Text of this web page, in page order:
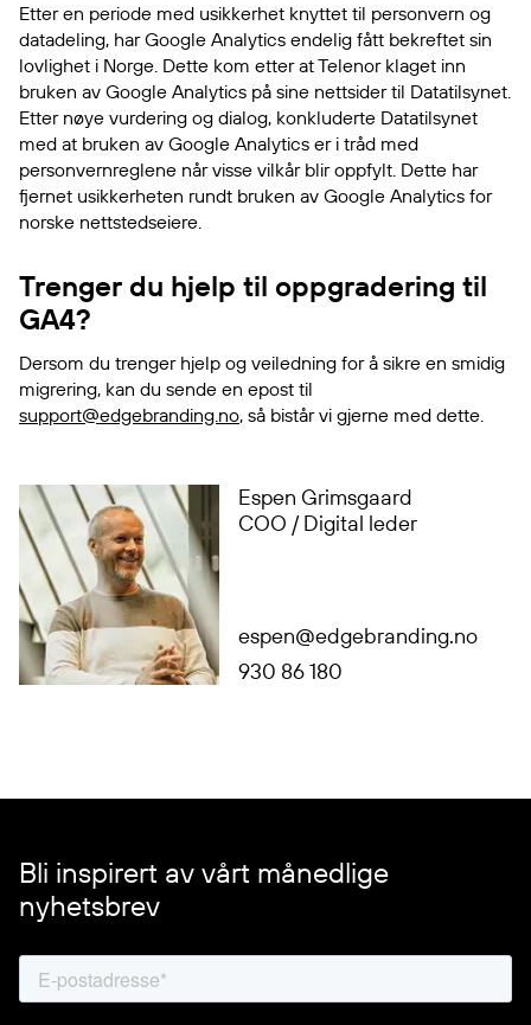
Etter en periode med usikkerhet knyttet til personvern og
datadeling, har Google Analytics endelig fått bekreftet sin
lovlighet i Norge. Dette kom etter at Telenor klaget inn
bruken av Google Analytics på sine nettsider til Datatilsynet.
Etter nøye vurdering og dialog, konkluderte Datatilsynet
med at bruken av Google Analytics er i tråd med
personvernreglene når visse vilkår blir oppfylt. Dette har
fjernet usikkerheten rundt bruken av Google Analytics for
norske nettstedseiere.
Trenger du hjelp til oppgradering til
GA4?
Dersom du trenger hjelp og veiledning for å sikre en smidig
migrering, kan du sende en epost til
support@edgebranding.no, så bistår vi gjerne med dette.
Espen Grimsgaard
COO / Digital leder
espen@edgebranding.no
930 86 180
Bli inspirert av vårt månedlige
nyhetsbrev